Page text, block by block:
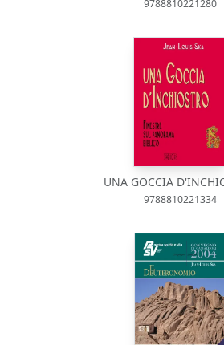
9788810221280
UNA GOCCIA
9788810221334